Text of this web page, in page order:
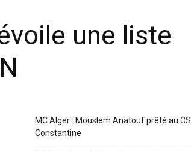
une liste
MC Alger : Mouslem Anatouf prêté au CS
Constantine